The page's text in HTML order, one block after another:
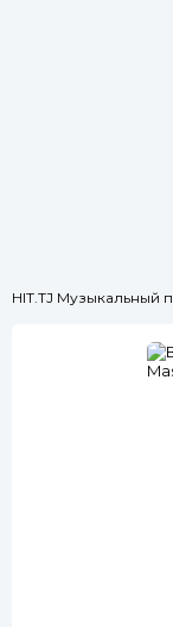
HIT.TJ Музыкальный